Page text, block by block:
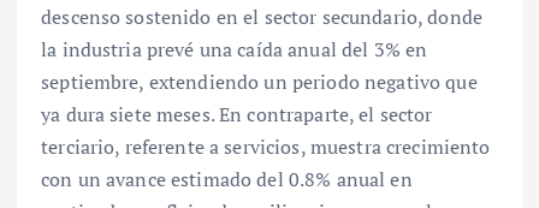
descenso sostenido en el sector secundario, donde
la industria prevé una caída anual del 3% en
septiembre, extendiendo un periodo negativo que
ya dura siete meses. En contraparte, el sector
terciario, referente a servicios, muestra crecimiento
con un avance estimado del 0.8% anual en